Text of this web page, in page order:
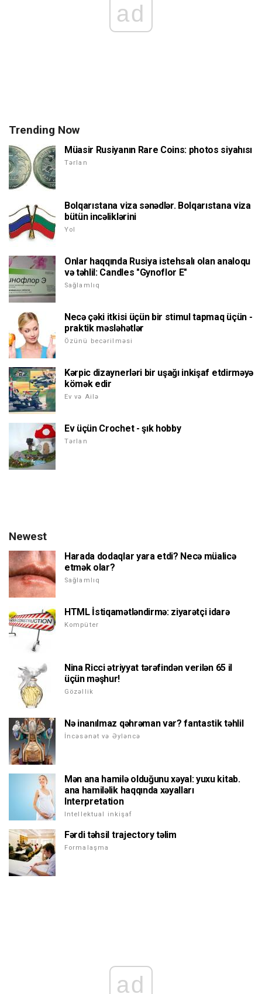
ad
Trending Now
Müasir Rusiyanın Rare Coins: photos siyahısı
Tərlan
Bolqarıstana viza sənədlər. Bolqarıstana viza
bütün incəliklərini
Yol
Onlar haqqında Rusiya istehsalı olan analoqu
və təhlil: Candles "Gynoflor E"
Sağlamlıq
Necə çəki itkisi üçün bir stimul tapmaq üçün -
praktik məsləhətlər
Özünü becərilməsi
Kərpic dizaynerləri bir uşağı inkişaf etdirməyə
kömək edir
Ev və Ailə
Ev üçün Crochet - şık hobby
Tərlan
Newest
Harada dodaqlar yara etdi? Necə müalicə
etmək olar?
Sağlamlıq
HTML İstiqamətləndirmə: ziyarətçi idarə
Kompüter
Nina Ricci ətriyyat tərəfindən verilən 65 il
üçün məşhur!
Gözəllik
Nə inanılmaz qəhrəman var? fantastik təhlil
İncəsənət və Əyləncə
Mən ana hamilə olduğunu xəyal: yuxu kitab.
ana hamiləlik haqqında xəyalları
Interpretation
Intellektual inkişaf
Fərdi təhsil trajectory təlim
Formalaşma
ad